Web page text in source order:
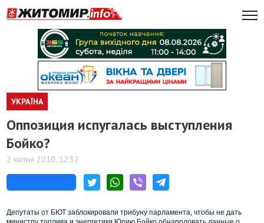
УКРАЇНА
Оппозиция испугалась выступления
Бойко?
2 квітня 2010, 12:32
Депутаты от БЮТ заблокировали трибуну парламента, чтобы не дать